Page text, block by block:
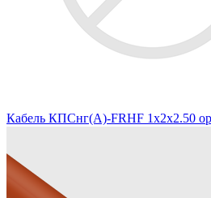
Кабель КПСнг(А)-FRHF 1х2х2.50